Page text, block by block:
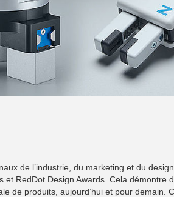
de l’industrie, du marketing et du
RedDot Design Awards. Cela démontre
de produits, aujourd’hui et pour demain.